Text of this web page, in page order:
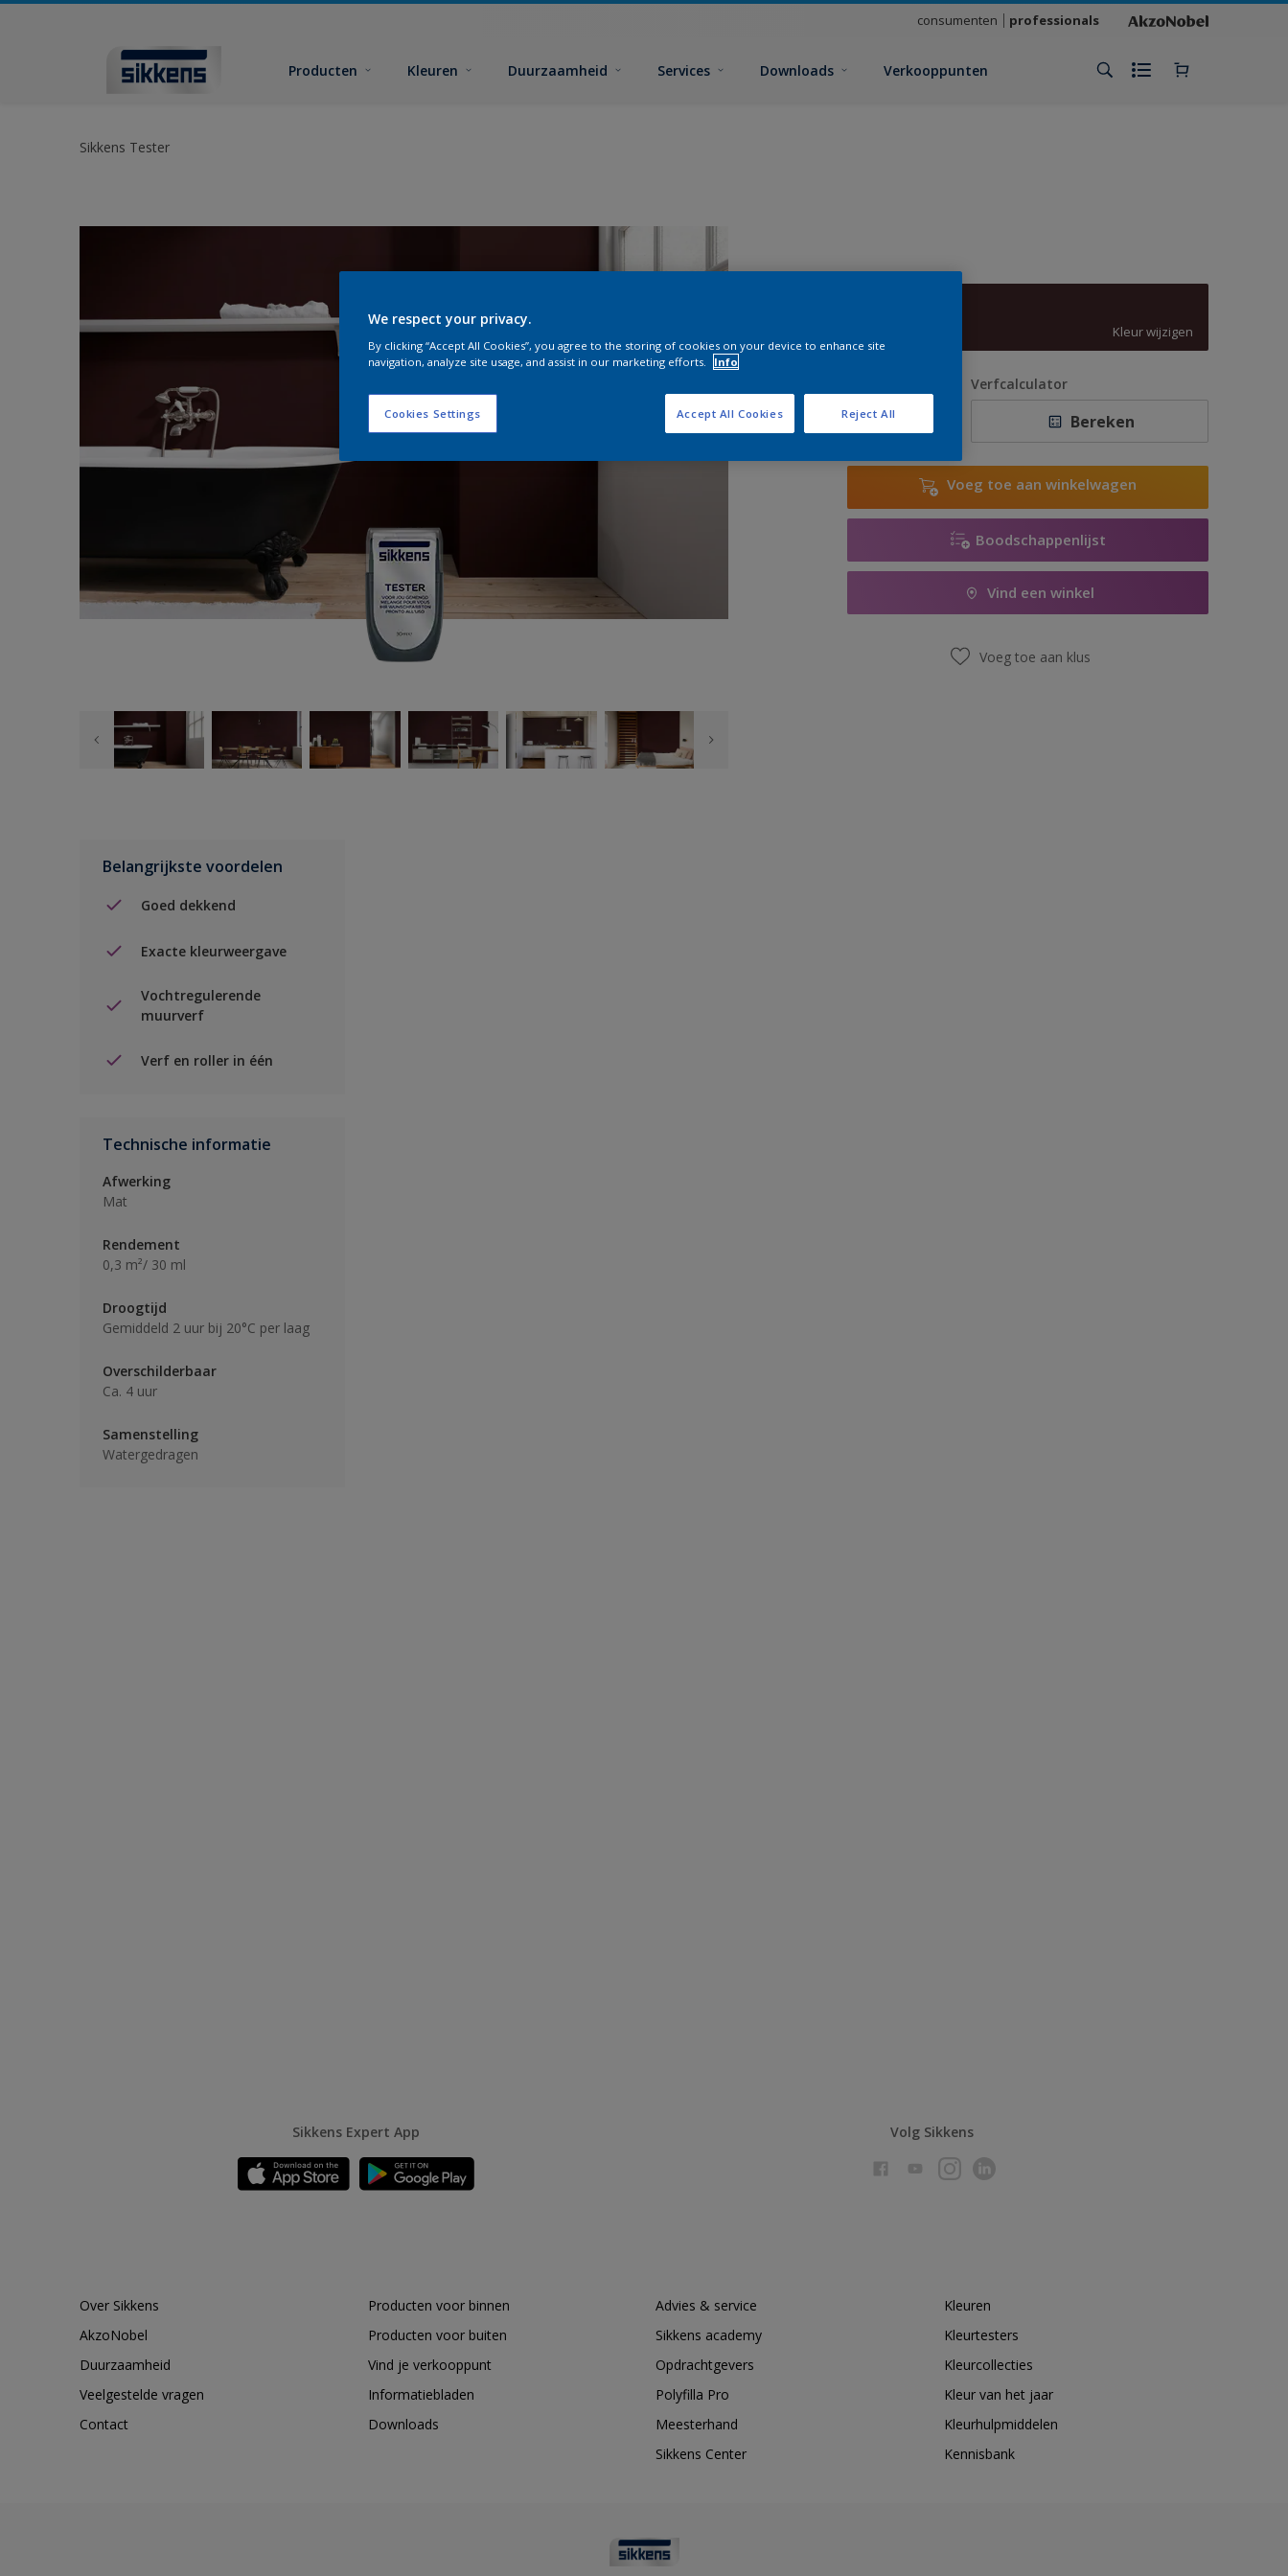
consumenten professionals
Producten Kleuren Duurzaamheid Services Downloads Verkooppunten
Sikkens Tester
Kleur wijzigen
Verfcalculator
Bereken
Voeg toe aan winkelwagen
Boodschappenlijst
Vind een winkel
Voeg toe aan klus
Belangrijkste voordelen
Goed dekkend
Exacte kleurweergave
Vochtregulerende
muurverf
Verf en roller in één
Technische informatie
Afwerking
Mat
Rendement
0,3 m²/ 30 ml
Droogtijd
Gemiddeld 2 uur bij 20°C per laag
Overschilderbaar
Ca. 4 uur
Samenstelling
Watergedragen
Sikkens Expert App Volg Sikkens
Over Sikkens
AkzoNobel
Duurzaamheid
Veelgestelde vragen
Contact
Producten voor binnen
Producten voor buiten
Vind je verkooppunt
Informatiebladen
Downloads
Advies & service
Sikkens academy
Opdrachtgevers
Polyfilla Pro
Meesterhand
Sikkens Center
Kleuren
Kleurtesters
Kleurcollecties
Kleur van het jaar
Kleurhulpmiddelen
Kennisbank
We respect your privacy.
By clicking “Accept All Cookies”, you agree to the storing of cookies on your device to enhance site
navigation, analyze site usage, and assist in our marketing efforts.
Info
Cookies Settings Reject All
Accept All Cookies